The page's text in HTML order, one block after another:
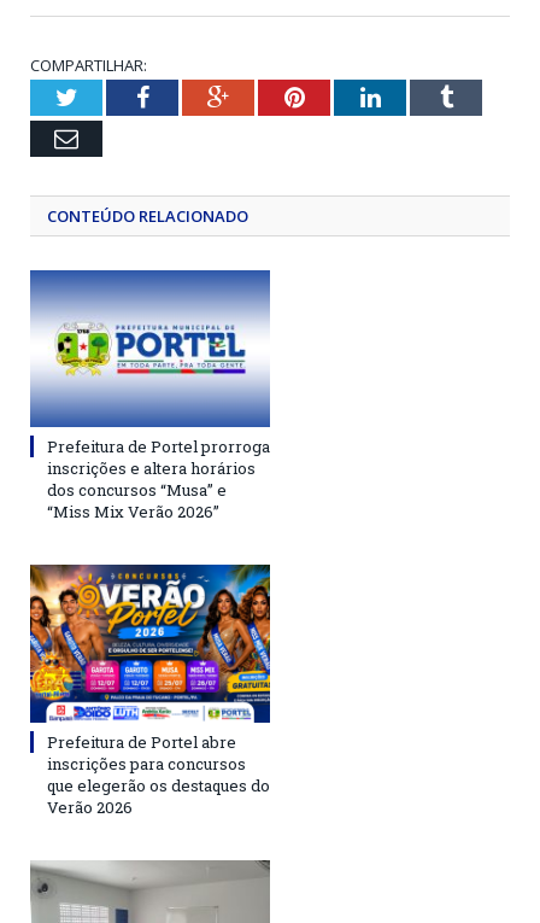
COMPARTILHAR:
TwitterFacebookGoogle+PinterestLinkedInTumblr
Email
CONTEÚDO RELACIONADO
Prefeitura de Portel prorroga
inscrições e altera horários
dos concursos “Musa” e
“Miss Mix Verão 2026”
Prefeitura de Portel abre
inscrições para concursos
que elegerão os destaques do
Verão 2026